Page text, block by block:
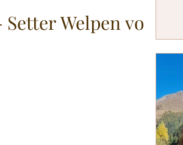
Welpen von